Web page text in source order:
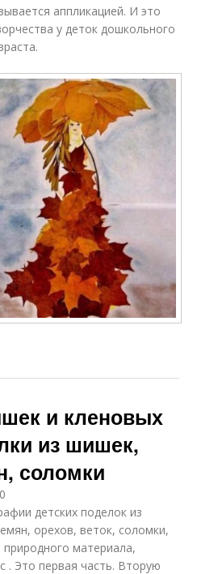
аппликацией. И это
у деток дошкольного
и кленовых
из шишек,
соломки
детских поделок из
орехов, веток, соломки,
материала,
. Это первая часть. Вторую